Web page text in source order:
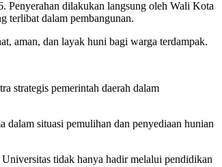
Penyerahan dilakukan langsung oleh Wali Kota
terlibat dalam pembangunan.
aman, dan layak huni bagi warga terdampak.
strategis pemerintah daerah dalam
situasi pemulihan dan penyediaan hunian
tidak hanya hadir melalui pendidikan